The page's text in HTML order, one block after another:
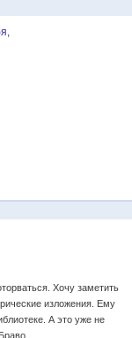
Хочу заметить
изложения. Ему
А это уже не